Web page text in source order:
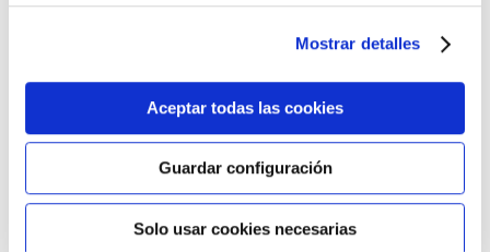
Mostrar detalles
Aceptar todas las cookies
Guardar configuración
Solo usar cookies necesarias
Otros colores